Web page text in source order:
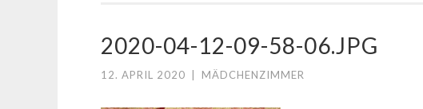
2020-04-12-09-58-06.JPG
12. APRIL 2020 MÄDCHENZIMMER